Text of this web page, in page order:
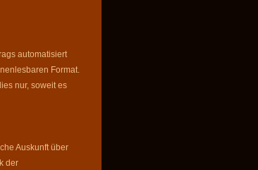
automatisiert
Format.
nur, soweit es
Auskunft über
der